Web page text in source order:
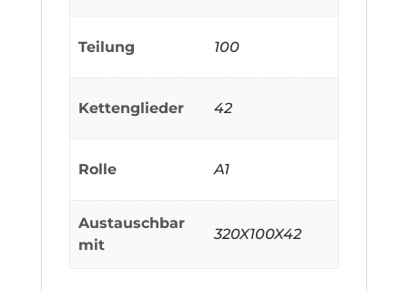
Teilung 100
Kettenglieder 42
Rolle A1
Austauschbar
mit
320X100X42